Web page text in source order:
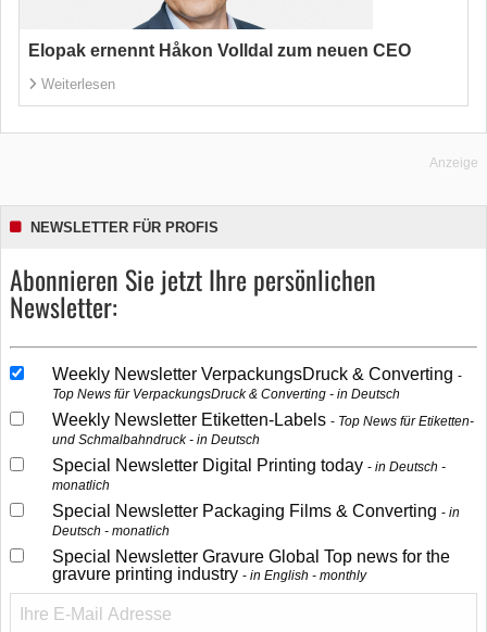
Elopak ernennt Håkon Volldal zum neuen CEO
Weiterlesen
Anzeige
NEWSLETTER FÜR PROFIS
Abonnieren Sie jetzt Ihre persönlichen
Newsletter:
Weekly Newsletter VerpackungsDruck & Converting
Top News für VerpackungsDruck & Converting - in Deutsch
Weekly Newsletter Etiketten-Labels
Top News für Etiketten-
und Schmalbahndruck - in Deutsch
Special Newsletter Digital Printing today
in Deutsch -
monatlich
Special Newsletter Packaging Films & Converting
in
Deutsch - monatlich
Special Newsletter Gravure Global Top news for the
gravure printing industry
in English - monthly